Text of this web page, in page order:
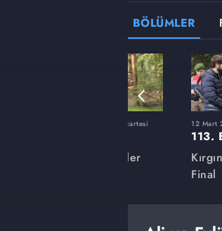
BÖLÜMLER
27 Kasım 2017, Pazartesi
Kırgın Çiçekler
12 Mart
113.
Final